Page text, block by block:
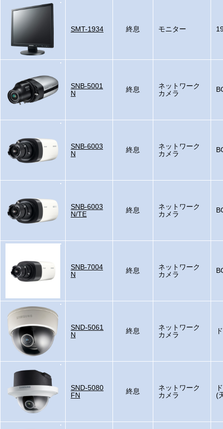
SMT-1934 終息 モニター
SNB-5001
N
終息
ネットワーク
カメラ
SNB-6003
N
終息
ネットワーク
カメラ
SNB-6003
N/TE
終息
ネットワーク
カメラ
SNB-7004
N
終息
ネットワーク
カメラ
SND-5061
N
終息
ネットワーク
カメラ
SND-5080
FN
終息
ネットワーク
カメラ
(